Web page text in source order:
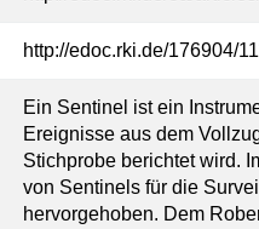
http://edoc.rki.de/176904/
Ein Sentinel ist ein
Ereignisse aus dem
Stichprobe berichtet wird.
von Sentinels für die
hervorgehoben. Dem